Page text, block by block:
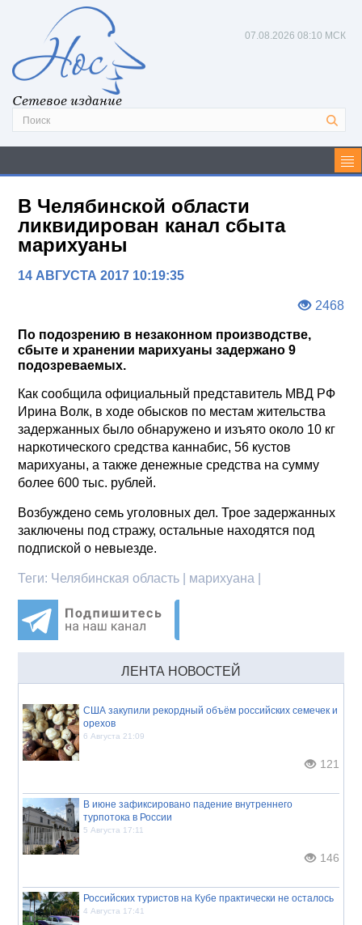
Сетевое издание
07.08.2026 08:10 МСК
В Челябинской области
ликвидирован канал сбыта
марихуаны
14 АВГУСТА 2017 10:19:35
2468
По подозрению в незаконном производстве,
сбыте и хранении марихуаны задержано 9
подозреваемых.
Как сообщила официальный представитель МВД РФ
Ирина Волк, в ходе обысков по местам жительства
задержанных было обнаружено и изъято около 10 кг
наркотического средства каннабис, 56 кустов
марихуаны, а также денежные средства на сумму
более 600 тыс. рублей.
Возбуждено семь уголовных дел. Трое задержанных
заключены под стражу, остальные находятся под
подпиской о невыезде.
Теги: Челябинская область | марихуана |
ЛЕНТА НОВОСТЕЙ
США закупили рекордный объём российских семечек и
орехов
6 Августа 21:09
121
В июне зафиксировано падение внутреннего
турпотока в России
5 Августа 17:11
146
Российских туристов на Кубе практически не осталось
4 Августа 17:41